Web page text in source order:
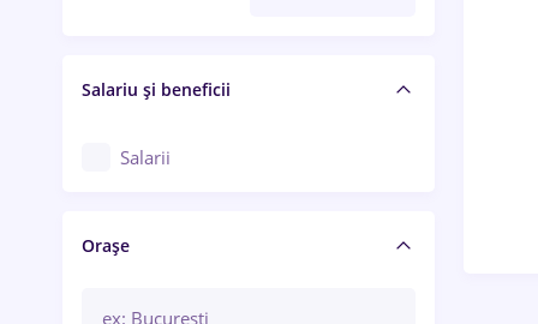
Salariu și beneficii
Salarii
Orașe